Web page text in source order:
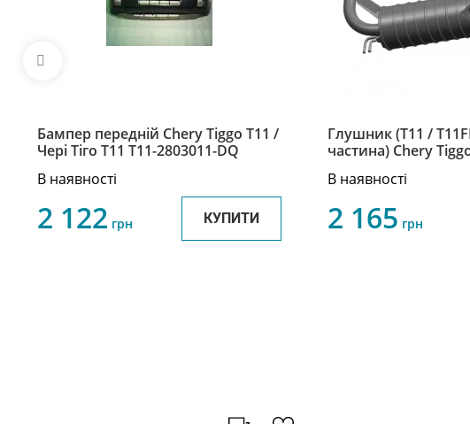
Бампер передній Chery Tiggo Т11 /
Чері Тіго Т11 T11-2803011-DQ
В наявності
2 122 грн КУПИТИ
Глушник (T11 /
частина) Chery
В наявності
2 165 грн